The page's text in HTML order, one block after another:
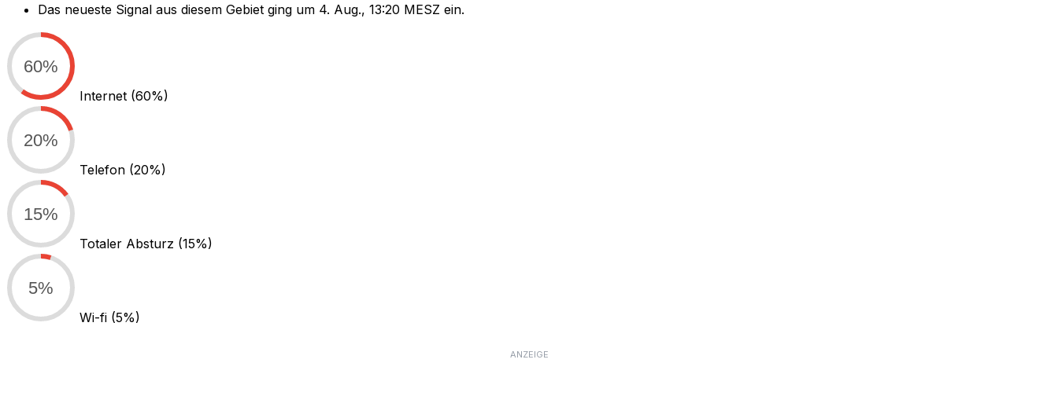
Das neueste Signal aus diesem Gebiet ging um 4. Aug., 13:20 MESZ ein.
60%
Internet (60%)
20%
Telefon (20%)
15%
Totaler Absturz (15%)
5%
Wi-fi (5%)
ANZEIGE